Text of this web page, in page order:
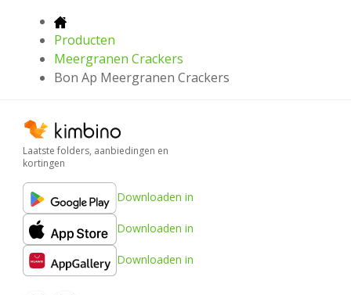
Producten
Meergranen Crackers
Bon Ap Meergranen Crackers
Laatste folders, aanbiedingen en
kortingen
Downloaden in
Downloaden in
Downloaden in